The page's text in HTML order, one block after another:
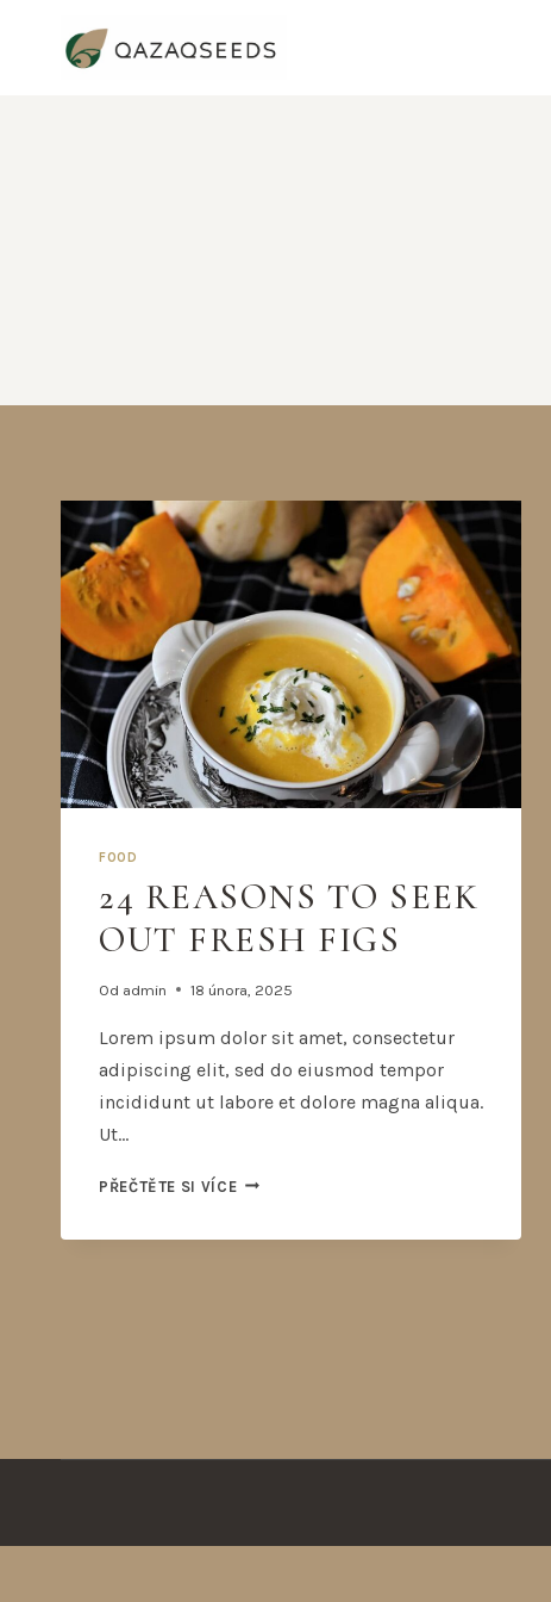
FOOD
24 REASONS TO SEEK
OUT FRESH FIGS
Od admin 18 února, 2025
Lorem ipsum dolor sit amet, consectetur
adipiscing elit, sed do eiusmod tempor
incididunt ut labore et dolore magna aliqua.
Ut…
PŘEČTĚTE SI VÍCE